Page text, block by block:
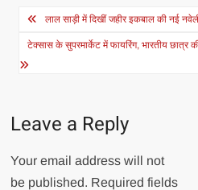
Post
navigation
लाल साड़ी में दिखीं जहीर इकबाल की नई
टेक्सास के सुपरमार्केट में फायरिंग, भारतीय छात्र
Leave a Reply
Your email address will not
be published. Required fields